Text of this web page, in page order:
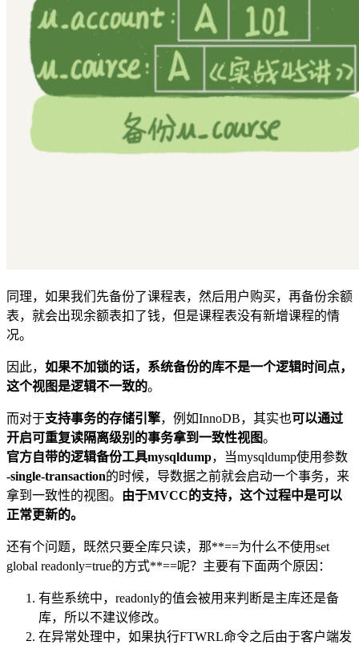
同理，如果我们先备份了课程表，然后用户购买，再备份余额
表，就会出现余额表扣了钱，但是课程表没有新增课程的情
况。
因此， 如果不加锁的话，系统备份的库不是一个逻辑时间点，
这个视图是逻辑不一致的。
而对于支持事务的存储引擎，例如InnoDB，其实也可以通过
开启可重复读隔离级别的事务拿到一致性视图。
官方自带的逻辑备份工具mysqldump，当mysqldump使用参数
-single-transaction的时候，导数据之前就会启动一个事务，来
拿到一致性的视图。 由于MVCC的支持，这个过程中是可以
正常更新的。
还有个问题，既然只要全库只读，那**==为什么不使用set
global readonly=true的方式**==呢？主要有下面两个原因：
有些系统中，readonly的值会被用来判断是主库还是备
库，所以不建议修改。
在异常处理中，如果执行FTWRL命令之后由于客户端发